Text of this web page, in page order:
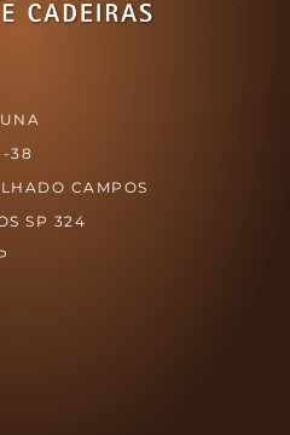
38
CAMPOS
SP 324